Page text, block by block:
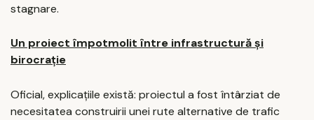
stagnare.
Un proiect împotmolit între infrastructură și
birocrație
Oficial, explicațiile există: proiectul a fost întârziat de
necesitatea construirii unei rute alternative de trafic